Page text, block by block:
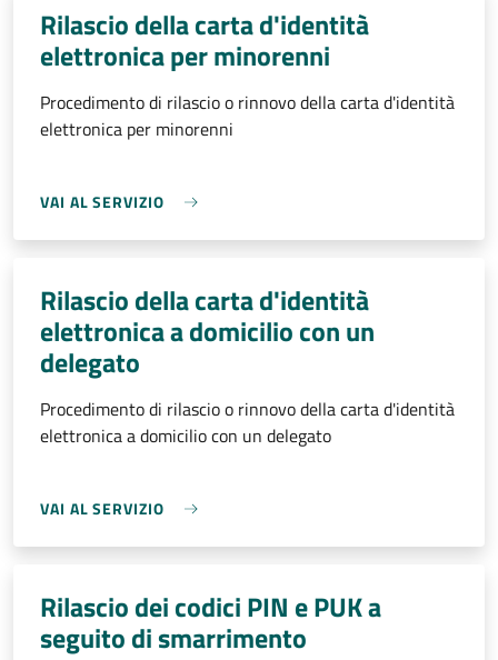
Rilascio della carta d'identità
elettronica per minorenni
Procedimento di rilascio o rinnovo della carta d'identità
elettronica per minorenni
VAI AL SERVIZIO
Rilascio della carta d'identità
elettronica a domicilio con un
delegato
Procedimento di rilascio o rinnovo della carta d'identità
elettronica a domicilio con un delegato
VAI AL SERVIZIO
Rilascio dei codici PIN e PUK a
seguito di smarrimento